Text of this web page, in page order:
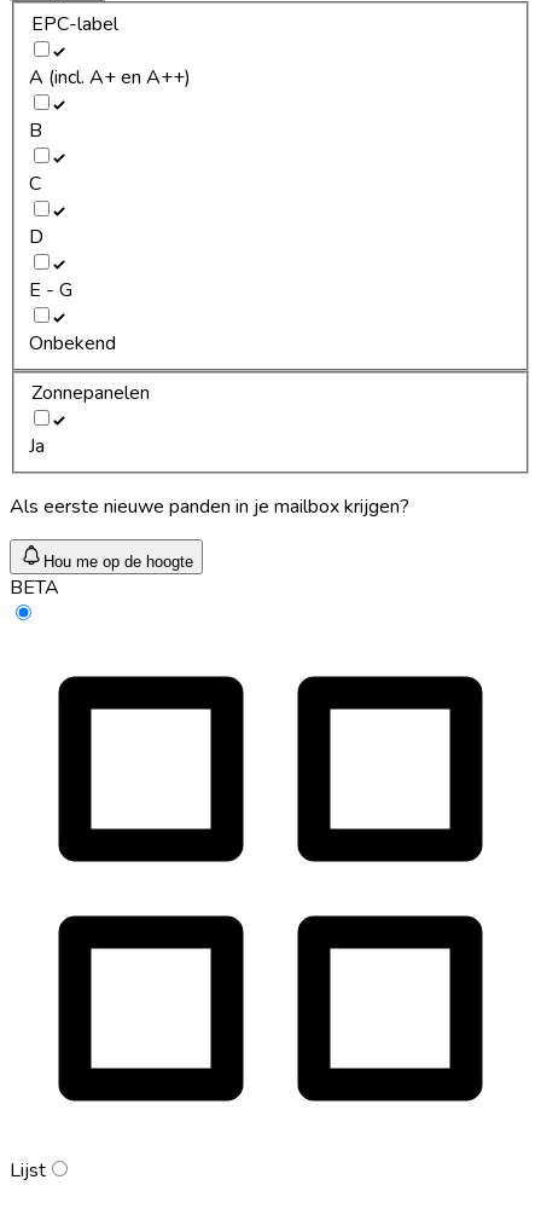
EPC-label
A (incl. A+ en A++)
B
C
D
E - G
Onbekend
Zonnepanelen
Ja
Als eerste nieuwe panden in je mailbox krijgen?
Hou me op de hoogte
BETA
Lijst